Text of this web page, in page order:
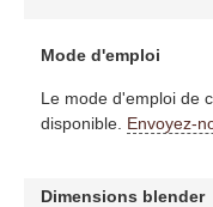
Mode d'emploi
Le mode d'emploi de
disponible. Envoyez-
Dimensions blender